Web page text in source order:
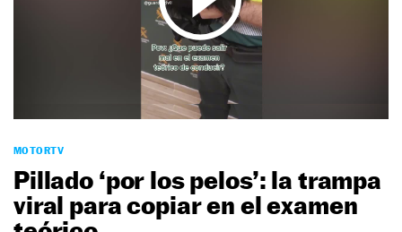
MOTORTV
Pillado ‘por los pelos’: la trampa
viral para copiar en el examen